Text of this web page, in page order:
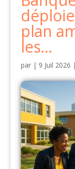
plan
les…
par | 9 Juil 2026 |